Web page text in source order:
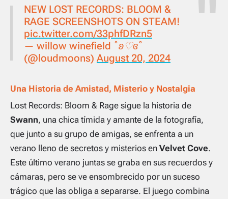
NEW LOST RECORDS: BLOOM &
RAGE SCREENSHOTS ON STEAM!
pic.twitter.com/33phfDRzn5
— willow winefield ˚ʚ♡ɞ˚
(@loudmoons) August 20, 2024
Una Historia de Amistad, Misterio y Nostalgia
Lost Records: Bloom & Rage sigue la historia de
Swann, una chica tímida y amante de la fotografía,
que junto a su grupo de amigas, se enfrenta a un
verano lleno de secretos y misterios en Velvet Cove.
Este último verano juntas se graba en sus recuerdos y
cámaras, pero se ve ensombrecido por un suceso
trágico que las obliga a separarse. El juego combina